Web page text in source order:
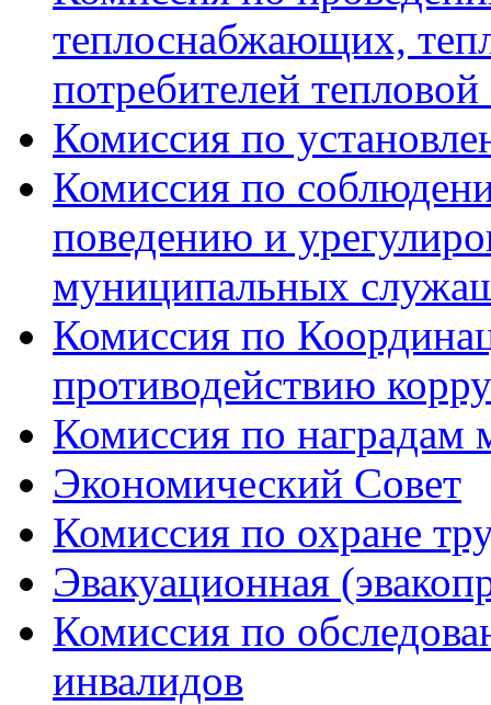
теплоснабжающих,
потребителей
Комиссия по
Комиссия по
поведению и
муниципальных
Комиссия по
противодействию
Комиссия по наградам
Экономический Совет
Комиссия по охране
Эвакуационная
Комиссия по
инвалидов